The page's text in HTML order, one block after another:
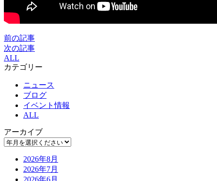
前の記事
次の記事
ALL
カテゴリー
ニュース
ブログ
イベント情報
ALL
アーカイブ
2026年8月
2026年7月
2026年6月